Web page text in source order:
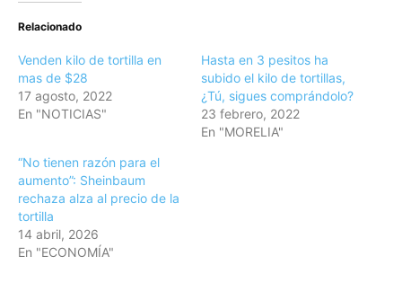
Relacionado
Venden kilo de tortilla en
mas de $28
17 agosto, 2022
En "NOTICIAS"
Hasta en 3 pesitos ha
subido el kilo de tortillas,
¿Tú, sigues comprándolo?
23 febrero, 2022
En "MORELIA"
“No tienen razón para el
aumento”: Sheinbaum
rechaza alza al precio de la
tortilla
14 abril, 2026
En "ECONOMÍA"